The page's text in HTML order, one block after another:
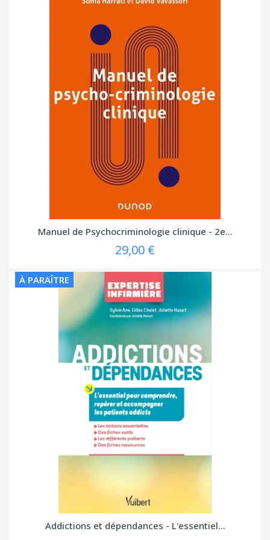
Manuel de Psychocriminologie clinique - 2e...
29,00 €
À PARAÎTRE
Addictions et dépendances - L'essentiel...